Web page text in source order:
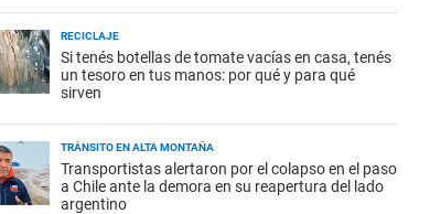
RECICLAJE
Si tenés botellas de tomate vacías en casa, tenés
un tesoro en tus manos: por qué y para qué
sirven
TRÁNSITO EN ALTA MONTAÑA
Transportistas alertaron por el colapso en el paso
a Chile ante la demora en su reapertura del lado
argentino